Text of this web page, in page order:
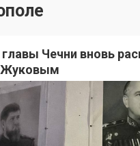
Чечни вновь
Жуковым